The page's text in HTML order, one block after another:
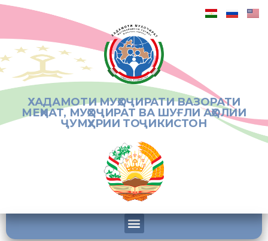
ХАДАМОТИ МУҲОҶИРАТИ ВАЗОРАТИ
МЕҲНАТ, МУҲОҶИРАТ ВА ШУҒЛИ АҲОЛИИ
ҶУМҲУРИИ ТОҶИКИСТОН